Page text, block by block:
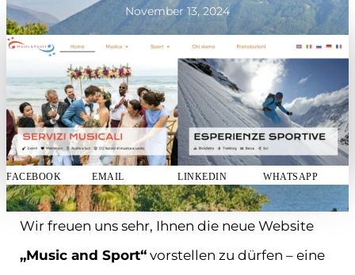
November 13, 2024
FACEBOOK EMAIL LINKEDIN WHATSAPP
Wir freuen uns sehr, Ihnen die neue Website
„Music and Sport“ vorstellen zu dürfen – eine